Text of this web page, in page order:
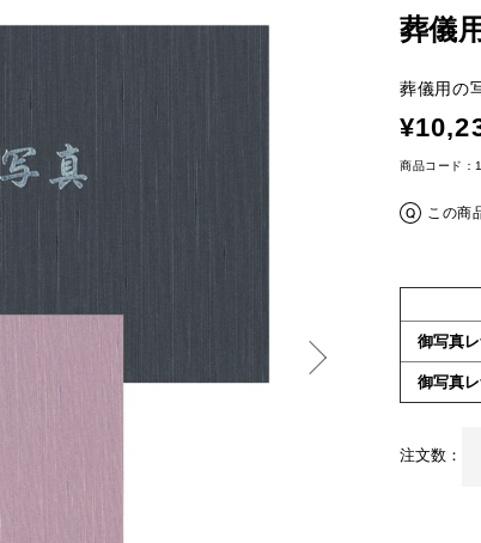
葬儀
葬儀用の
商品コード：
この商
御写真
御写真
注文数：